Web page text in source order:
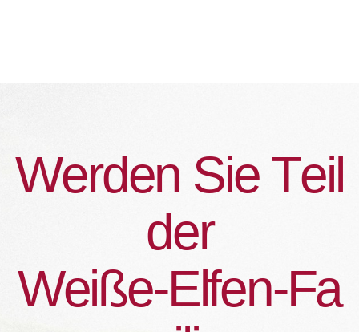
Werden Sie Teil
der
Weiße-Elfen-Fa